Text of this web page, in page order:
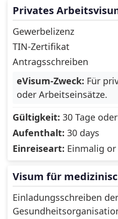
Montenegro
Morocco
Myanmar
Namibia
Nepal
New Caledonia
Niue
Northern Cyprus
Privates
Gewerbelizenz
TIN-Zertifikat
Antragsschreiben
eVisum-Zweck: Für
oder Arbeitseinsätze.
Gültigkeit: 30 Tage
Aufenthalt: 30 days
Einreiseart: Einmalig
Visum für
Einladungsschreiben der